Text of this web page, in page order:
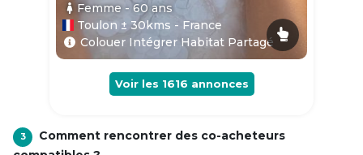
Femme - 60ans
Toulon ± 30kms - France
Colouer Intégrer Habitat Partagé
Voir les 1616 annonces
3
Comment rencontrer des co-acheteurs